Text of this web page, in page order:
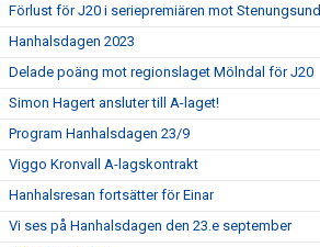
Förlust för J20 i seriepremiären mot Stenungsund
Hanhalsdagen 2023
Delade poäng mot regionslaget Mölndal för J20
Simon Hagert ansluter till A-laget!
Program Hanhalsdagen 23/9
Viggo Kronvall A-lagskontrakt
Hanhalsresan fortsätter för Einar
Vi ses på Hanhalsdagen den 23.e september